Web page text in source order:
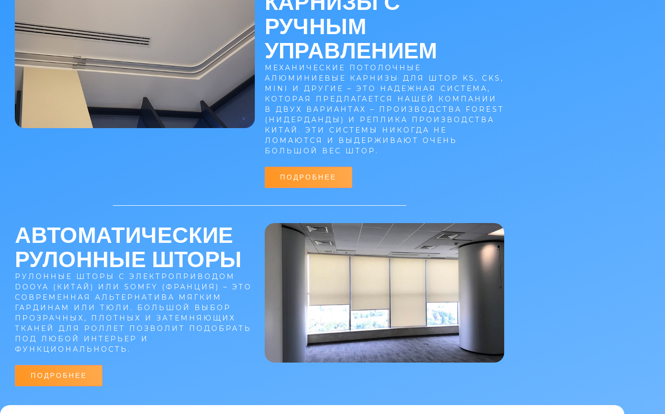
РУЧНЫМ
УПРАВЛЕНИЕМ
МЕХАНИЧЕСКИЕ ПОТОЛОЧНЫЕ
АЛЮМИНИЕВЫЕ КАРНИЗЫ ДЛЯ ШТОР KS, CKS,
MINI И ДРУГИЕ – ЭТО НАДЕЖНАЯ СИСТЕМА,
КОТОРАЯ ПРЕДЛАГАЕТСЯ НАШЕЙ КОМПАНИИ
В ДВУХ ВАРИАНТАХ – ПРОИЗВОДСТВА FOREST
(НИДЕРДАНДЫ) И РЕПЛИКА ПРОИЗВОДСТВА
КИТАЙ. ЭТИ СИСТЕМЫ НИКОГДА НЕ
ЛОМАЮТСЯ И ВЫДЕРЖИВАЮТ ОЧЕНЬ
БОЛЬШОЙ ВЕС ШТОР.
ПОДРОБНЕЕ
АВТОМАТИЧЕСКИЕ
РУЛОННЫЕ ШТОРЫ
РУЛОННЫЕ ШТОРЫ С ЭЛЕКТРОПРИВОДОМ
DOOYA (КИТАЙ) ИЛИ SOMFY (ФРАНЦИЯ) – ЭТО
СОВРЕМЕННАЯ АЛЬТЕРНАТИВА МЯГКИМ
ГАРДИНАМ ИЛИ ТЮЛИ. БОЛЬШОЙ ВЫБОР
ПРОЗРАЧНЫХ, ПЛОТНЫХ И ЗАТЕМНЯЮЩИХ
ТКАНЕЙ ДЛЯ РОЛЛЕТ ПОЗВОЛИТ ПОДОБРАТЬ
ПОД ЛЮБОЙ ИНТЕРЬЕР И
ФУНКЦИОНАЛЬНОСТЬ.
ПОДРОБНЕЕ